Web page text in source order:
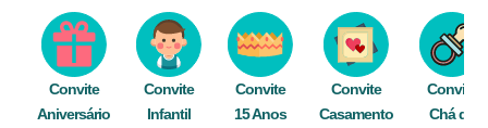
Convite
Aniversário
Convite
Infantil
Convite
15 Anos
Convite
Casamento
Convite
Chá de